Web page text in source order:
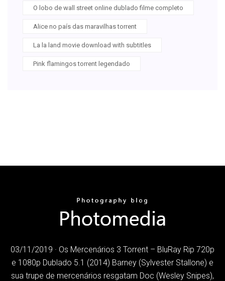
O lobo de wall street online dublado filme completo
Alice no país das maravilhas torrent
La la land movie download with subtitles
Pink flamingos torrent legendado
03/11/2019 · Os Mercenários 3 Torrent – BluRay Rip 720p
e 1080p Dublado 5.1 (2014) Barney (Sylvester Stallone) e
sua trupe de mercenários resgatam Doc (Wesley Snipes),